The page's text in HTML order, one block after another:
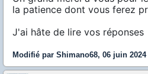
la patience dont vous ferez
J'ai hâte de lire vos réponses
Modifié par Shimano68, 06 juin 2024